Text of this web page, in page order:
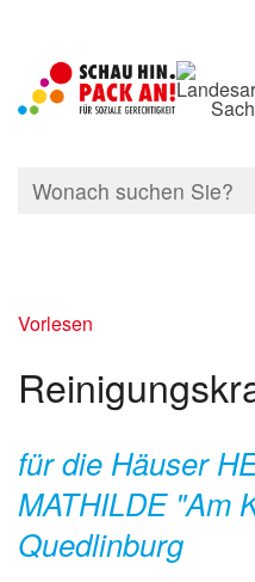
Vorlesen
für die Häuser
MATHILDE "Am
Quedlinburg